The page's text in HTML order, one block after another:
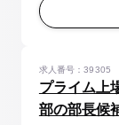
物や食品素材（
プライム上
部の部長候
求人番号：39305